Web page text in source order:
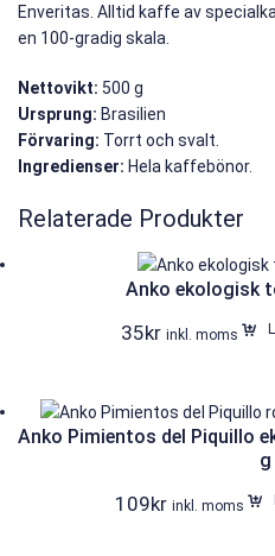
Enveritas. Alltid kaffe av
en 100-gradig skala.
Nettovikt: 500 g
Ursprung: Brasilien
Förvaring: Torrt och svalt.
Ingredienser: Hela kaffebönor.
Relaterade Produkter
Anko ekologisk
35kr inkl. moms
Anko Pimientos del Piquillo
g
109kr inkl. moms